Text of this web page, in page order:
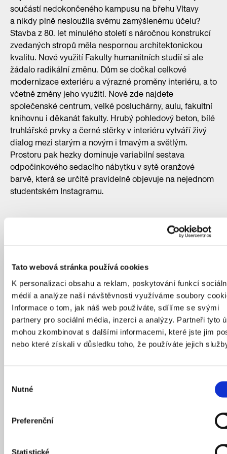
Tato webová stránka používá cookies
K personalizaci obsahu a reklam, poskytování funkcí
médií a analýze naší návštěvnosti využíváme soubory
Informace o tom, jak náš web používáte, sdílíme se svými
partnery pro sociální média, inzerci a analýzy. Partneři tyto
mohou zkombinovat s dalšími informacemi, které jste jim
nebo které získali v důsledku toho, že používáte jejich
souhlasu
Nutné
Preferenční
Statistické
součástí nedokončeného kampusu na břehu Vltavy
a nikdy plně nesloužila svému zamýšlenému účelu?
Stavba z 80. let minulého století s náročnou konstrukcí
zvedaných stropů měla nespornou architektonickou
kvalitu. Nové využití Fakulty humanitních studií si ale
žádalo radikální změnu. Dům se dočkal celkové
modernizace exteriéru a výrazné proměny interiéru, a to
včetně změny jeho využití. Nově zde najdete
společenské centrum, velké posluchárny, aulu, fakultní
knihovnu i děkanát fakulty. Hrubý pohledový beton, bílé
truhlářské prvky a černé stěrky v interiéru vytváří živý
dialog mezi starým a novým i tmavým a světlým.
Prostoru pak hezky dominuje variabilní sestava
odpočinkového sedacího nábytku v sytě oranžové
barvě, která se určitě pravidelně objevuje na nejednom
studentském Instagramu.
Autor: David Korsa
Praha 7 má novou radnici po 135